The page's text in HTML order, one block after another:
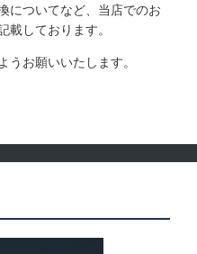
についてなど、当店でのお
載しております。
うお願いいたします。